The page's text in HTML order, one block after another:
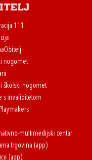
111
nogomet
školski nogomet
s invaliditetom
multimedijski centar
trgovina (app)
(app)